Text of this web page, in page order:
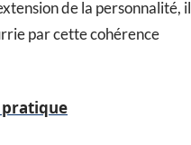
de la personnalité, il
par cette cohérence
pratique